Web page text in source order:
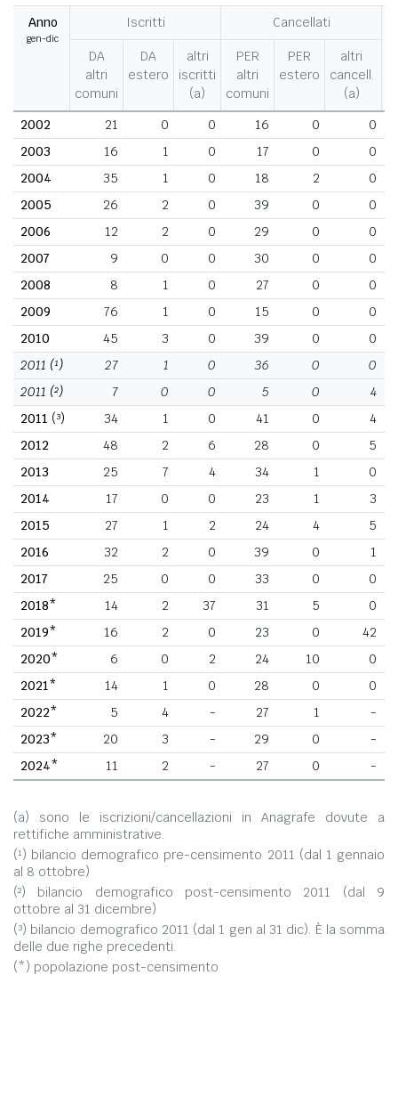
Anno
gen-dic
Iscritti
Cancellati
DA
altri
comuni
DA
estero
altri
iscritti
(a)
PER
altri
comuni
PER
estero
altri
cancell.
(a)
2002
21 0 0 16 0
0
2003
16 1 0 17 0
0
2004
35 1 0 18 2
0
2005
26 2 0 39 0
0
2006
12 2 0 29 0
0
2007
9 0 0 30 0
0
2008
8 1 0 27 0
0
2009
76 1 0 15 0
0
2010
45 3 0 39 0
0
2011 (¹) 27 1 0 36 0
0
2011 (²) 7 0 0 5 0
4
2011 (³) 34 1 0 41 0
4
2012
48 2 6 28 0
5
2013
25 7 4 34 1
0
2014
17 0 0 23 1
3
2015
27 1 2 24 4
5
2016
32 2 0 39 0
1
2017
25 0 0 33 0
0
2018*
14 2 37 31 5
0
2019*
16 2 0 23 0
42
2020*
6 0 2 24 10
0
2021*
14 1 0 28 0
0
2022*
5 4 - 27 1
-
2023*
20 3 - 29 0
-
2024*
11 2 - 27 0 -
(a) sono le iscrizioni/cancellazioni in Anagrafe dovute a
rettifiche amministrative.
(¹) bilancio demografico pre-censimento 2011 (dal 1 gennaio
al 8 ottobre)
(²) bilancio demografico post-censimento 2011 (dal 9
ottobre al 31 dicembre)
(³) bilancio demografico 2011 (dal 1 gen al 31 dic). È la somma
delle due righe precedenti.
(*) popolazione post-censimento